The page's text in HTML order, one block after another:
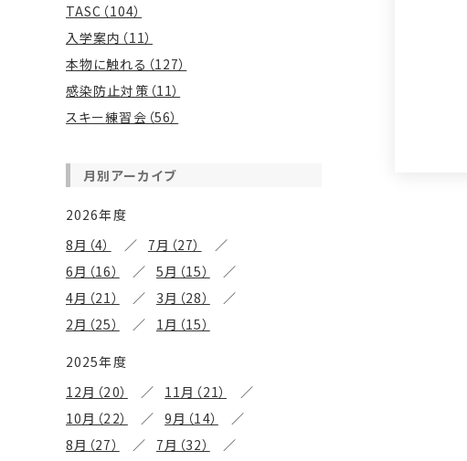
TASC（104）
入学案内（11）
本物に触れる（127）
感染防止対策（11）
スキー練習会（56）
月別アーカイブ
2026年度
8月（4）
7月（27）
6月（16）
5月（15）
4月（21）
3月（28）
2月（25）
1月（15）
2025年度
12月（20）
11月（21）
10月（22）
9月（14）
8月（27）
7月（32）